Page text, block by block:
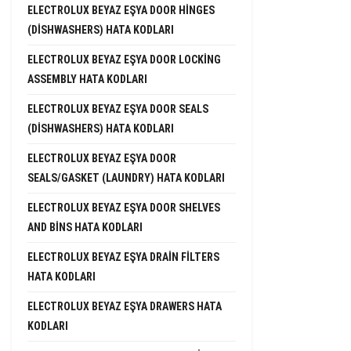
ELECTROLUX BEYAZ EŞYA DOOR HINGES
(DISHWASHERS) HATA KODLARI
ELECTROLUX BEYAZ EŞYA DOOR LOCKING
ASSEMBLY HATA KODLARI
ELECTROLUX BEYAZ EŞYA DOOR SEALS
(DISHWASHERS) HATA KODLARI
ELECTROLUX BEYAZ EŞYA DOOR
SEALS/GASKET (LAUNDRY) HATA KODLARI
ELECTROLUX BEYAZ EŞYA DOOR SHELVES
AND BINS HATA KODLARI
ELECTROLUX BEYAZ EŞYA DRAIN FILTERS
HATA KODLARI
ELECTROLUX BEYAZ EŞYA DRAWERS HATA
KODLARI